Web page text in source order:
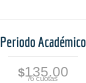
Periodo Académico
$135.00
/6 cuotas